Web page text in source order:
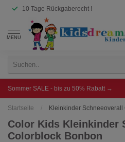
10 Tage Rückgaberecht !
MENU
Sommer SALE - bis zu 50% Rabatt →
Startseite / Kleinkinder
Color Kids Kleinkinder
Colorblock Bonbon